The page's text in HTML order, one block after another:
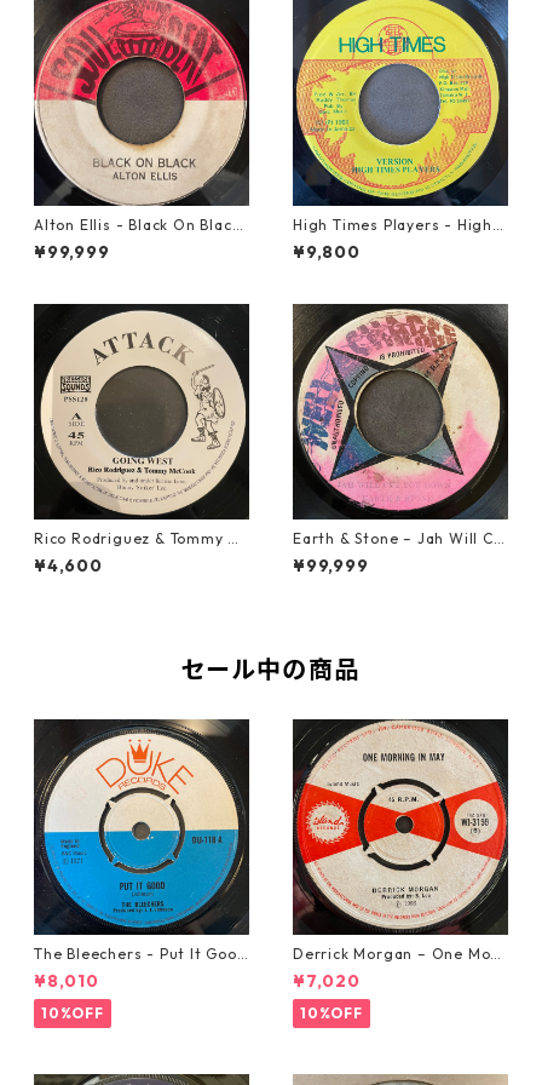
Alton Ellis - Black On Black
【7-21982】
¥99,999
High Times Players - High T
imes Theme【7-21926】
¥9,800
Rico Rodriguez & Tommy Mc
Cook - Going West【7-2198
3】
¥4,600
Earth & Stone – Jah Will Cu
t You Down【7-21914】
¥99,999
セール中の商品
The Bleechers - Put It Good
【7-21637】
¥8,010
10%OFF
Derrick Morgan – One Morn
ing In May【7-21653】
¥7,020
10%OFF